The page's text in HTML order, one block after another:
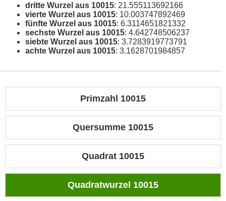
dritte Wurzel aus 10015: 21.555113692166
vierte Wurzel aus 10015: 10.003747892469
fünfte Wurzel aus 10015: 6.3114651821332
sechste Wurzel aus 10015: 4.642748506237
siebte Wurzel aus 10015: 3.7283919773791
achte Wurzel aus 10015: 3.1628701984857
Primzahl 10015
Quersumme 10015
Quadrat 10015
Quadratwurzel 10015